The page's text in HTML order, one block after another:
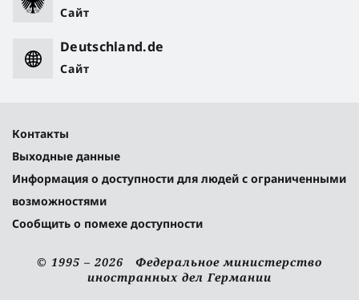
Сайт
Deutschland.de
Сайт
Контакты
Выходные данные
Информация о доступности для людей с ограниченными
возможностями
Сообщить о помехе доступности
© 1995 – 2026 Федеральное министерство
иностранных дел Германии